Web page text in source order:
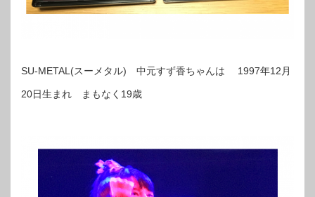
SU-METAL(スーメタル) 中元すず香ちゃんは 1997年12月
20日生まれ まもなく19歳